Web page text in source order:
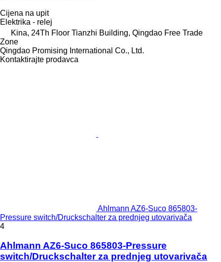
Cijena na upit
Elektrika - relej
Kina, 24Th Floor Tianzhi Building, Qingdao Free Trade
Zone
Qingdao Promising International Co., Ltd.
Kontaktirajte prodavca
Ahlmann AZ6-Suco 865803-
Pressure switch/Druckschalter za prednjeg utovarivača
4
Ahlmann AZ6-Suco 865803-Pressure
switch/Druckschalter za prednjeg utovarivača